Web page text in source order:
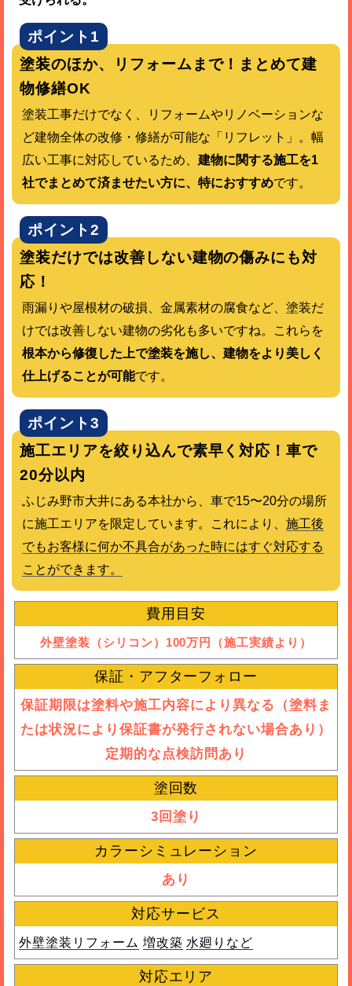
ポイント1
塗装のほか、リフォームまで！まとめて建
物修繕OK
塗装工事だけでなく、リフォームやリノベーションな
ど建物全体の改修・修繕が可能な「リフレット」。幅
広い工事に対応しているため、 建物に関する施工を1
社でまとめて済ませたい方に、特におすすめです。
ポイント2
塗装だけでは改善しない建物の傷みにも対
応！
雨漏りや屋根材の破損、金属素材の腐食など、塗装だ
けでは改善しない建物の劣化も多いですね。これらを
根本から修復した上で塗装を施し、建物をより美しく
仕上げることが可能です。
ポイント3
施工エリアを絞り込んで素早く対応！車で
20分以内
ふじみ野市大井にある本社から、車で15〜20分の場所
に施工エリアを限定しています。これにより、 施工後
でもお客様に何か不具合があった時にはすぐ対応する
ことができます。
費用目安
外壁塗装（シリコン）100万円（施工実績より）
保証・アフターフォロー
保証期限は塗料や施工内容により異なる（塗料ま
たは状況により保証書が発行されない場合あり）
定期的な点検訪問あり
塗回数
3回塗り
カラーシミュレーション
あり
対応サービス
外壁塗装リフォーム 増改築 水廻りなど
対応エリア